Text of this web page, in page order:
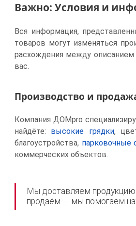
Важно: Условия и
Вся информация,
товаров могут изменяться
расхождения между
вас.
Производство и
Компания ДОМpro
найдёте: высокие грядки,
благоустройства, парковочные
коммерческих объектов.
Мы доставляем продукцию
продаём — мы помогаем